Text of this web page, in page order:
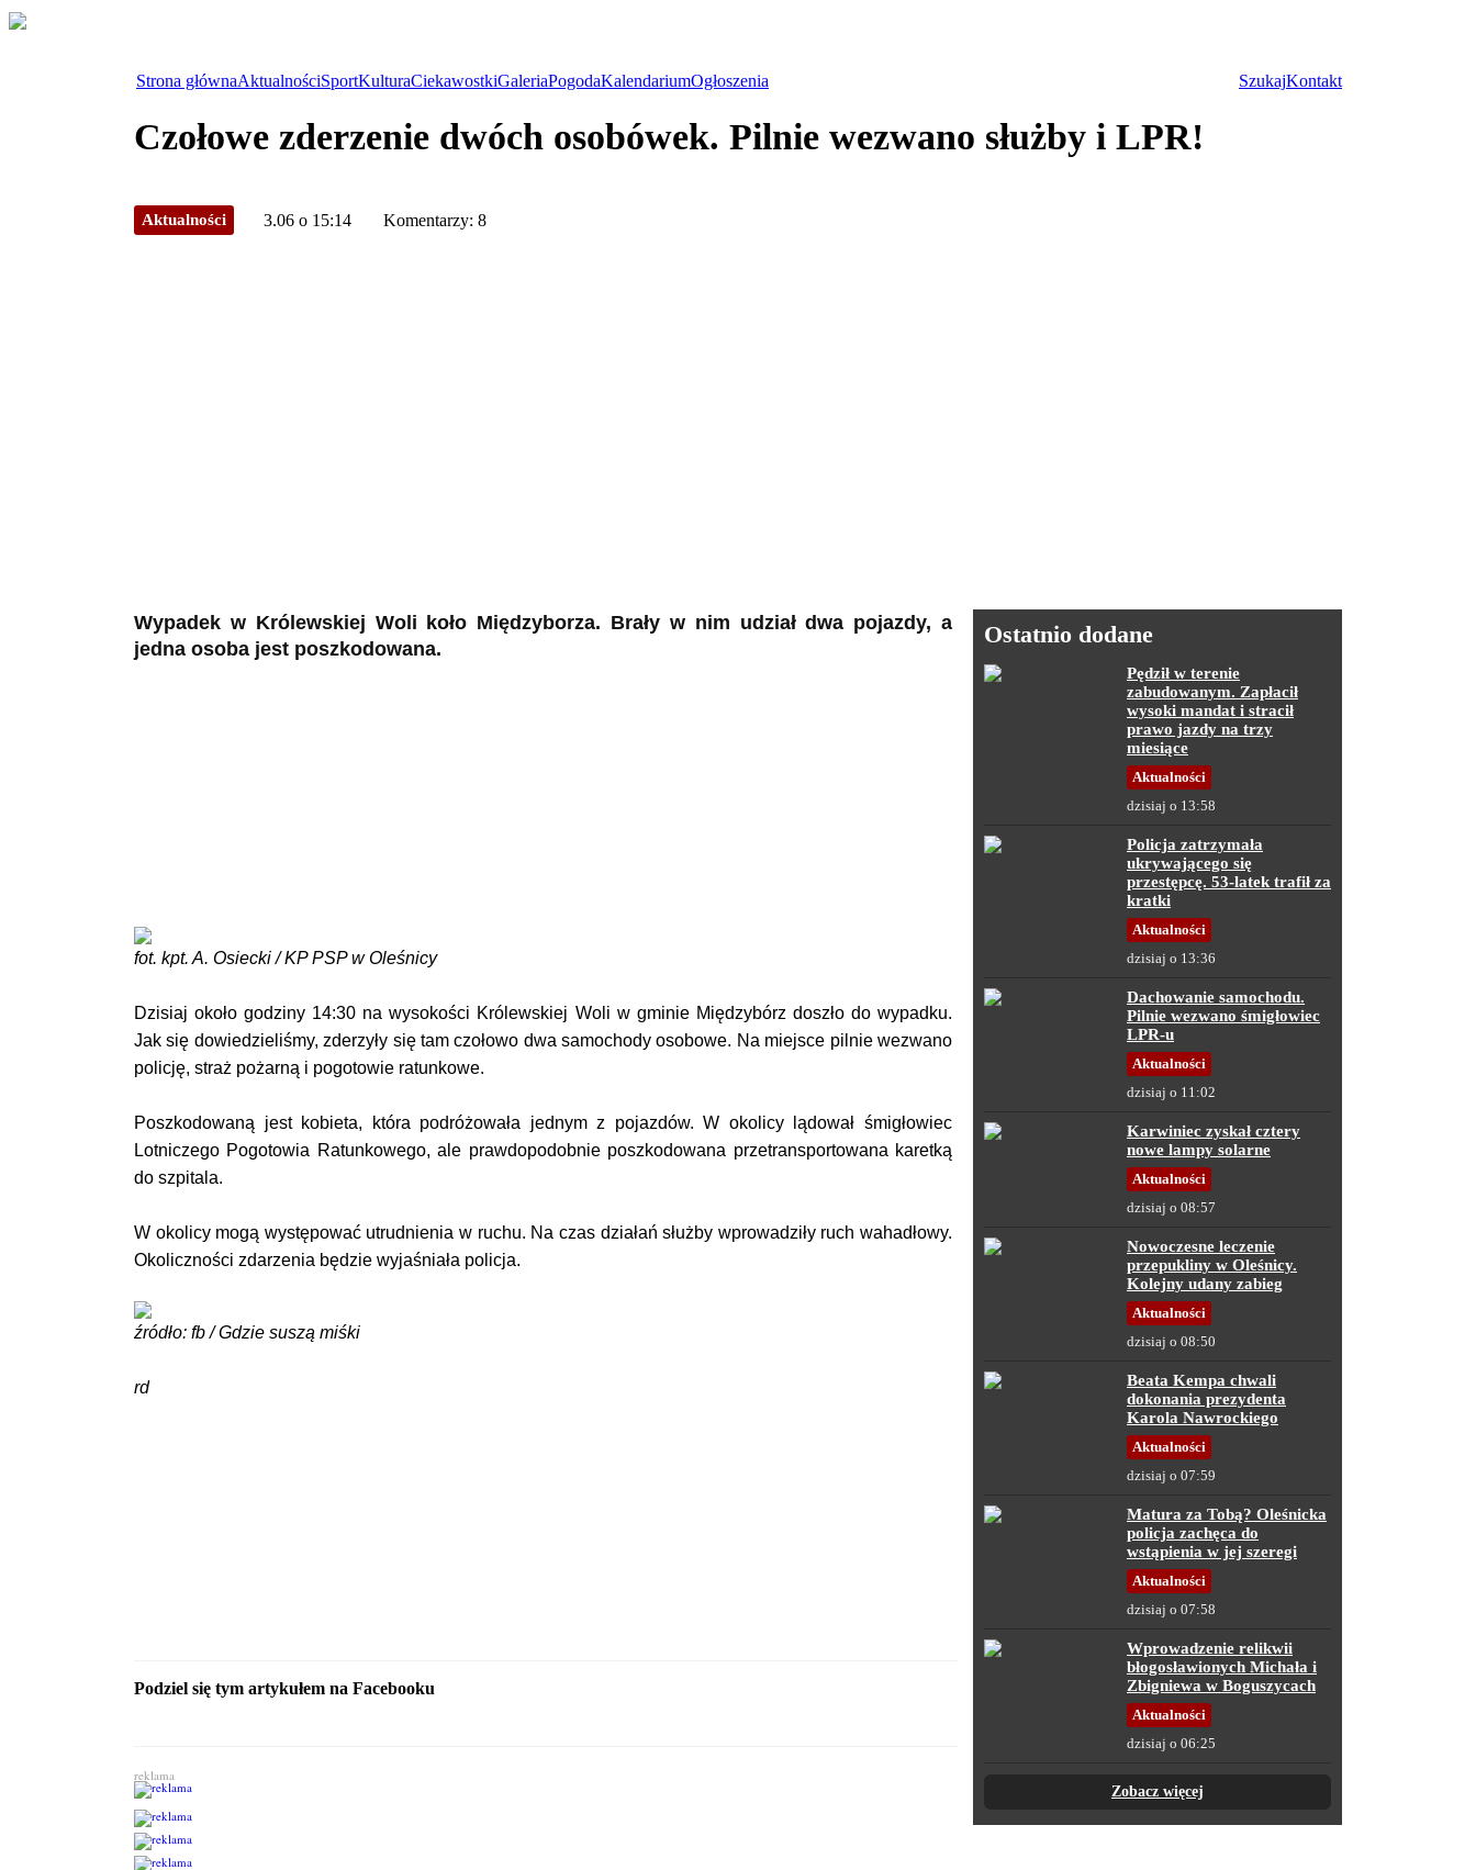
Strona głównaAktualnościSportKulturaCiekawostkiGaleriaPogodaKalendariumOgłoszenia SzukajKontakt
Czołowe zderzenie dwóch osobówek. Pilnie wezwano służby i LPR!
Aktualności 3.06 o 15:14 Komentarzy: 8
Wypadek w Królewskiej Woli koło Międzyborza. Brały w nim udział dwa pojazdy, a
jedna osoba jest poszkodowana.
fot. kpt. A. Osiecki / KP PSP w Oleśnicy
Dzisiaj około godziny 14:30 na wysokości Królewskiej Woli w gminie Międzybórz doszło do wypadku.
Jak się dowiedzieliśmy, zderzyły się tam czołowo dwa samochody osobowe. Na miejsce pilnie wezwano
policję, straż pożarną i pogotowie ratunkowe.
Poszkodowaną jest kobieta, która podróżowała jednym z pojazdów. W okolicy lądował śmigłowiec
Lotniczego Pogotowia Ratunkowego, ale prawdopodobnie poszkodowana przetransportowana karetką
do szpitala.
W okolicy mogą występować utrudnienia w ruchu. Na czas działań służby wprowadziły ruch wahadłowy.
Okoliczności zdarzenia będzie wyjaśniała policja.
źródło: fb / Gdzie suszą miśki
rd
Podziel się tym artykułem na Facebooku
reklama
Ostatnio dodane
Pędził w terenie
zabudowanym. Zapłacił
wysoki mandat i stracił
prawo jazdy na trzy
miesiące
Aktualności
dzisiaj o 13:58
Policja zatrzymała
ukrywającego się
przestępcę. 53-latek trafił za
kratki
Aktualności
dzisiaj o 13:36
Dachowanie samochodu.
Pilnie wezwano śmigłowiec
LPR-u
Aktualności
dzisiaj o 11:02
Karwiniec zyskał cztery
nowe lampy solarne
Aktualności
dzisiaj o 08:57
Nowoczesne leczenie
przepukliny w Oleśnicy.
Kolejny udany zabieg
Aktualności
dzisiaj o 08:50
Beata Kempa chwali
dokonania prezydenta
Karola Nawrockiego
Aktualności
dzisiaj o 07:59
Matura za Tobą? Oleśnicka
policja zachęca do
wstąpienia w jej szeregi
Aktualności
dzisiaj o 07:58
Wprowadzenie relikwii
błogosławionych Michała i
Zbigniewa w Boguszycach
Aktualności
dzisiaj o 06:25
Zobacz więcej